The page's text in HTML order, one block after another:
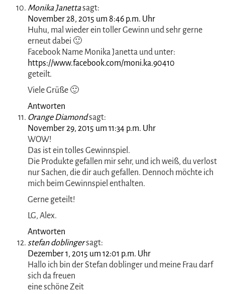
Ich weiß leider nicht wo ich kommentieren soll. Mein
Facebook Nam lautet: Dani Messerschmidt
Antworten
Muddelchen sagt:
November 28, 2015 um 8:46 p.m. Uhr
Das klingt so interessant, dass ich gerne mitgemacht
hätte. Aber mein FB-Account befindet sich in Löschung
(man muss immer 14 Tage warten, bevor es endgültig
aktivieren: Finde es schade, dass die Firma so eine
Auflage macht! LG und ein schönes Wochenende Dir!
Antworten
Monika Janettasagt:
November 28, 2015 um 8:46 p.m. Uhr
Huhu, mal wieder ein toller Gewinn und sehr gerne
erneut dabei 🙂
https://www.facebook.com/moni.ka.90410
geteilt.
Viele Grüße 🙂
Antworten
Orange Diamond sagt:
November 29, 2015 um 11:34 p.m. Uhr
WOW!
Das ist ein tolles Gewinnspiel.